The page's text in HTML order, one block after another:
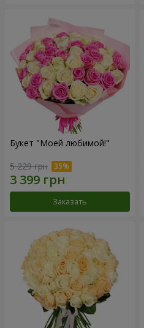
Букет "Моей любимой!"
5 229 грн
Заказать